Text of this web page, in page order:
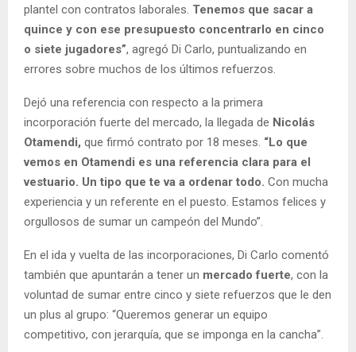
plantel con contratos laborales. Tenemos que sacar a
quince y con ese presupuesto concentrarlo en cinco
o siete jugadores”, agregó Di Carlo, puntualizando en
errores sobre muchos de los últimos refuerzos.
Dejó una referencia con respecto a la primera
incorporación fuerte del mercado, la llegada de Nicolás
Otamendi, que firmó contrato por 18 meses. “Lo que
vemos en Otamendi es una referencia clara para el
vestuario. Un tipo que te va a ordenar todo. Con mucha
experiencia y un referente en el puesto. Estamos felices y
orgullosos de sumar un campeón del Mundo”.
En el ida y vuelta de las incorporaciones, Di Carlo comentó
también que apuntarán a tener un mercado fuerte, con la
voluntad de sumar entre cinco y siete refuerzos que le den
un plus al grupo: “Queremos generar un equipo
competitivo, con jerarquía, que se imponga en la cancha”.